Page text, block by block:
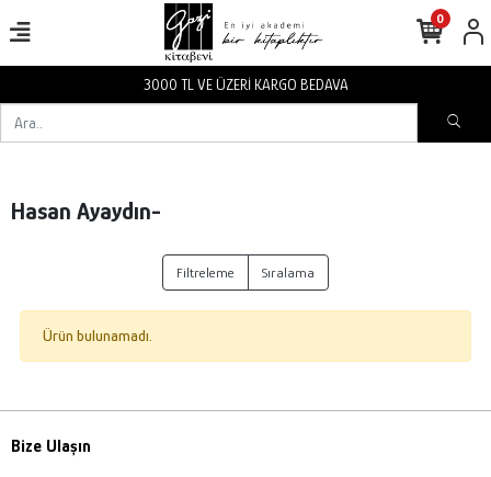
3000 TL VE ÜZERİ KARGO BEDAVA
0
Hasan Ayaydın-
Filtreleme Sıralama
Ürün bulunamadı.
Bize Ulaşın